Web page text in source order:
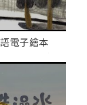
電子繪本